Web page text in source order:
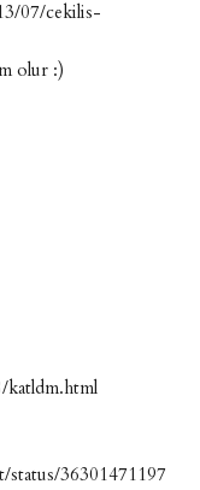
07/cekilis-
olur :)
katldm.html
36301471197